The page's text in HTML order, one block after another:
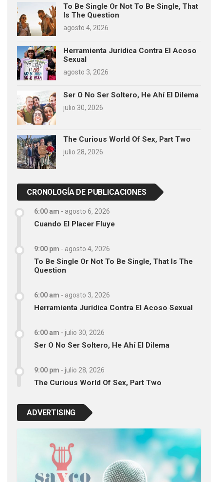
To Be Single Or Not To Be Single, That
Is The Question
agosto 4, 2026
Herramienta Jurídica Contra El Acoso
Sexual
agosto 3, 2026
Ser O No Ser Soltero, He Ahí El Dilema
julio 30, 2026
The Curious World Of Sex, Part Two
julio 28, 2026
CRONOLOGÍA DE PUBLICACIONES
6:00 am - agosto 6, 2026
Cuando El Placer Fluye
9:00 pm - agosto 4, 2026
To Be Single Or Not To Be Single, That Is The
Question
6:00 am - agosto 3, 2026
Herramienta Jurídica Contra El Acoso Sexual
6:00 am - julio 30, 2026
Ser O No Ser Soltero, He Ahí El Dilema
9:00 pm - julio 28, 2026
The Curious World Of Sex, Part Two
ADVERTISING